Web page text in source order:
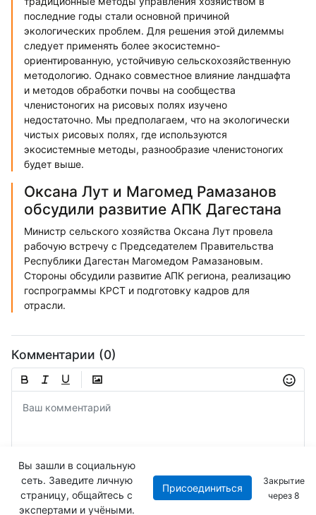
последние годы стали основной причиной
экологических проблем. Для решения этой дилеммы
следует применять более экосистемно-
ориентированную, устойчивую сельскохозяйственную
методологию. Однако совместное влияние ландшафта
и методов обработки почвы на сообщества
членистоногих на рисовых полях изучено
недостаточно. Мы предполагаем, что на экологически
чистых рисовых полях, где используются
экосистемные методы, разнообразие членистоногих
будет выше.
Оксана Лут и Магомед Рамазанов
обсудили развитие АПК Дагестана
Министр сельского хозяйства Оксана Лут провела
рабочую встречу с Председателем Правительства
Республики Дагестан Магомедом Рамазановым.
Стороны обсудили развитие АПК региона, реализацию
госпрограммы КРСТ и подготовку кадров для
отрасли.
Комментарии (0)
Отправить
Вы зашли в социальную
сеть. Заведите личную
страницу, общайтесь с
экспертами и учёными.
Присоединиться
Закрытие
через 8